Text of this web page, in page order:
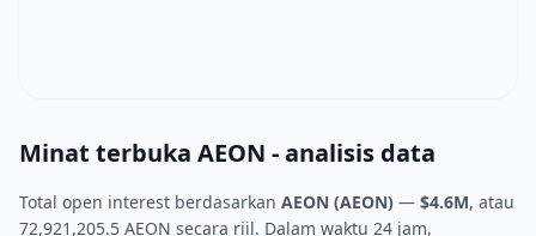
Minat terbuka AEON - analisis data
Total open interest berdasarkan AEON (AEON) — $4.6M, atau
72,921,205.5 AEON secara riil. Dalam waktu 24 jam,